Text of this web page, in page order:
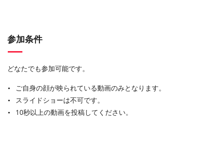
参加条件
どなたでも参加可能です。
ご自身の顔が映られている動画のみとなります。
スライドショーは不可です。
10秒以上の動画を投稿してください。